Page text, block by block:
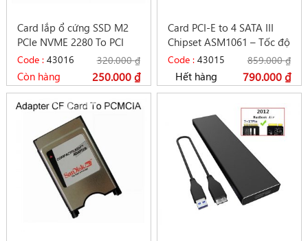
Card lắp ổ cứng SSD M2
PCIe NVME 2280 To PCI
Express 3.0 X1
320.000₫
250.000₫
Code :43016
Còn hàng
Card PCI-E to 4 SATA III
Chipset ASM1061 – Tốc độ
6Gbps
859.000₫
790.000₫
Code :43015
Hết hàng